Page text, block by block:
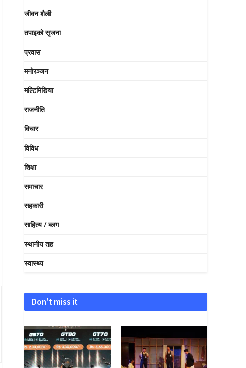
जीवन शैली
तपाइको सृजना
प्रवास
मनोरञ्जन
मल्टिमिडिया
राजनीति
विचार
विविध
शिक्षा
समाचार
सहकारी
साहित्य / ब्लग
स्थानीय तह
स्वास्थ्य
Don't miss it